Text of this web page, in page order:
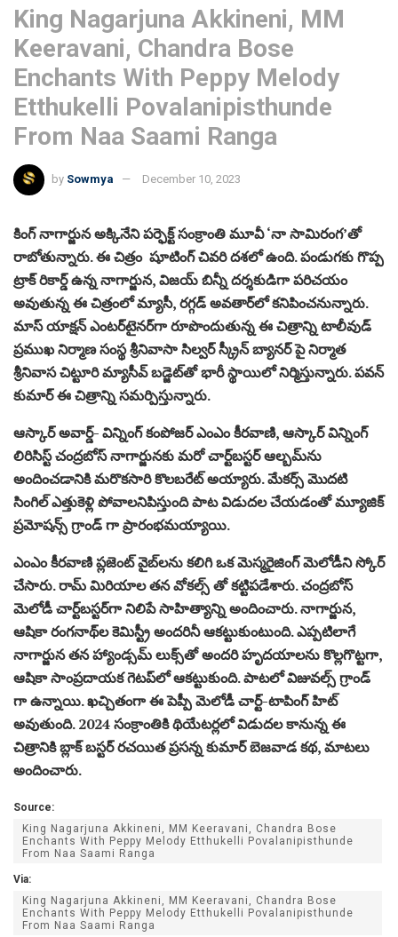
King Nagarjuna Akkineni, MM
Keeravani, Chandra Bose
Enchants With Peppy Melody
Etthukelli Povalanipisthunde
From Naa Saami Ranga
by Sowmya December 10, 2023
కింగ్ నాగార్జున అక్కినేని పర్ఫెక్ట్ సంక్రాంతి మూవీ ‘నా సామిరంగ’తో
రాబోతున్నారు. ఈ చిత్రం షూటింగ్ చివరి దశలో ఉంది. పండుగకు గొప్ప
ట్రాక్ రికార్డ్ ఉన్న నాగార్జున, విజయ్ బిన్నీ దర్శకుడిగా పరిచయం
అవుతున్న ఈ చిత్రంలో మ్యాసీ, రగ్గడ్ అవతార్‌లో కనిపించనున్నారు.
మాస్ యాక్షన్ ఎంటర్‌టైనర్‌గా రూపొందుతున్న ఈ చిత్రాన్ని టాలీవుడ్
ప్రముఖ నిర్మాణ సంస్థ శ్రీనివాసా సిల్వర్ స్క్రీన్‌ బ్యానర్ పై నిర్మాత
శ్రీనివాస చిట్టూరి మ్యాసీవ్ బడ్జెట్‌తో భారీ స్థాయిలో నిర్మిస్తున్నారు. పవన్
కుమార్ ఈ చిత్రాన్ని సమర్పిస్తున్నారు.
ఆస్కార్ అవార్డ్- విన్నింగ్ కంపోజర్ ఎంఎం కీరవాణి, ఆస్కార్ విన్నింగ్
లిరిసిస్ట్ చంద్రబోస్ నాగార్జునకు మరో చార్ట్‌బస్టర్ ఆల్బమ్‌ను
అందించడానికి మరొకసారి కొలబరేట్ అయ్యారు. మేకర్స్ మొదటి
సింగిల్ ఎత్తుకెళ్లి పోవాలనిపిస్తుంది పాట విడుదల చేయడంతో మ్యూజిక్
ప్రమోషన్స్ గ్రాండ్ గా ప్రారంభమయ్యాయి.
ఎంఎం కీరవాణి ప్లజెంట్ వైబ్‌లను కలిగి ఒక మెస్మరైజింగ్ మెలోడీని స్కోర్
చేసారు. రామ్ మిరియాల తన వోకల్స్ తో కట్టిపడేశారు. చంద్రబోస్
మెలోడీ చార్ట్‌బస్టర్‌గా నిలిపే సాహిత్యాన్ని అందించారు. నాగార్జున,
ఆషికా రంగనాథ్‌ల కెమిస్ట్రీ అందరినీ ఆకట్టుకుంటుంది. ఎప్పటిలాగే
నాగార్జున తన హ్యాండ్సమ్ లుక్స్‌తో అందరి హృదయాలను కొల్లగొట్టగా,
ఆషికా సాంప్రదాయక గెటప్‌లో ఆకట్టుకుంది. పాటలో విజువల్స్ గ్రాండ్
గా ఉన్నాయి. ఖచ్చితంగా ఈ పెప్పీ మెలోడీ చార్ట్-టాపింగ్ హిట్
అవుతుంది. 2024 సంక్రాంతికి థియేటర్లలో విడుదల కానున్న ఈ
చిత్రానికి బ్లాక్ బస్టర్ రచయిత ప్రసన్న కుమార్ బెజవాడ కథ, మాటలు
అందించారు.
Source:
King Nagarjuna Akkineni, MM Keeravani, Chandra Bose
Enchants With Peppy Melody Etthukelli Povalanipisthunde
From Naa Saami Ranga
Via:
King Nagarjuna Akkineni, MM Keeravani, Chandra Bose
Enchants With Peppy Melody Etthukelli Povalanipisthunde
From Naa Saami Ranga